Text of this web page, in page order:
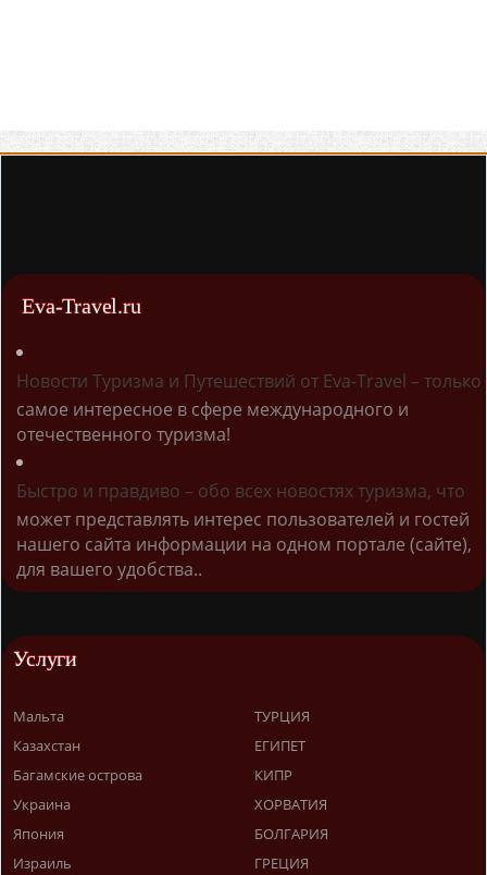
Eva-Travel.ru
Новости Туризма и Путешествий от Eva-Travel – только
самое интересное в сфере международного и
отечественного туризма!
Быстро и правдиво – обо всех новостях туризма, что
может представлять интерес пользователей и гостей
нашего сайта информации на одном портале (сайте),
для вашего удобства..
Услуги
Мальта
Казахстан
Багамские острова
Украина
Япония
Израиль
ТУРЦИЯ
ЕГИПЕТ
КИПР
ХОРВАТИЯ
БОЛГАРИЯ
ГРЕЦИЯ